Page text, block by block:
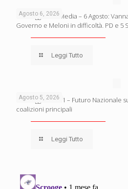
Agosto 6, 2026
Sondaggio BiDiMedia – 6 Agosto:
Governo e Meloni in difficoltà. PD e 5
Leggi Tutto
Agosto 5, 2026
Sondaggio Lab21 – Futuro Nazionale
coalizioni principali
Leggi Tutto